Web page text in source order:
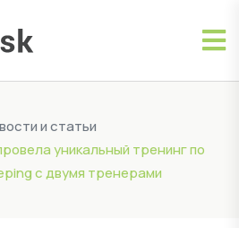
и статьи
уникальный тренинг по
с двумя тренерами